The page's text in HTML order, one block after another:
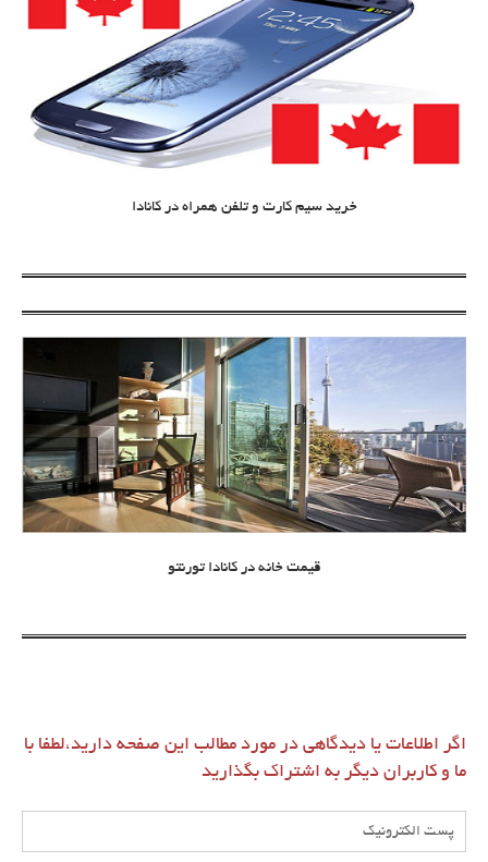
خرید سیم کارت و تلفن همراه در کانادا
قیمت خانه در کانادا تورنتو
اگر اطلاعات یا دیدگاهی در مورد مطالب این صفحه دارید،لطفا با
ما و کاربران دیگر به اشتراک بگذارید